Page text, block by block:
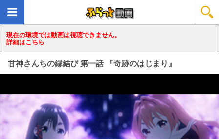
現在の環境では動画は視聴できません。
詳細はこちら
甘神さんちの縁結び 第一話 『奇跡のはじまり』